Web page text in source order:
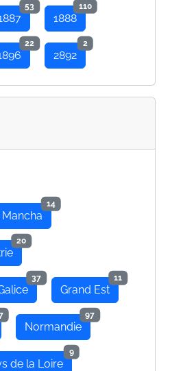
53
1888
110
22
2892
2
14
20
37
Grand Est
11
Normandie
97
de la Loire
9